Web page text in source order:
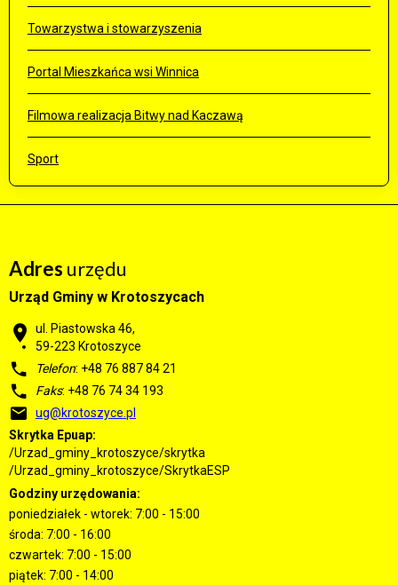
Towarzystwa i stowarzyszenia
Portal Mieszkańca wsi Winnica
Filmowa realizacja Bitwy nad Kaczawą
Sport
Adres urzędu
Urząd Gminy w Krotoszycach
ul. Piastowska 46,
59-223 Krotoszyce
Telefon: +48 76 887 84 21
Faks: +48 76 74 34 193
ug@krotoszyce.pl
Skrytka Epuap:
/Urzad_gminy_krotoszyce/skrytka
/Urzad_gminy_krotoszyce/SkrytkaESP
Godziny urzędowania:
poniedziałek - wtorek: 7:00 - 15:00
środa: 7:00 - 16:00
czwartek: 7:00 - 15:00
piątek: 7:00 - 14:00